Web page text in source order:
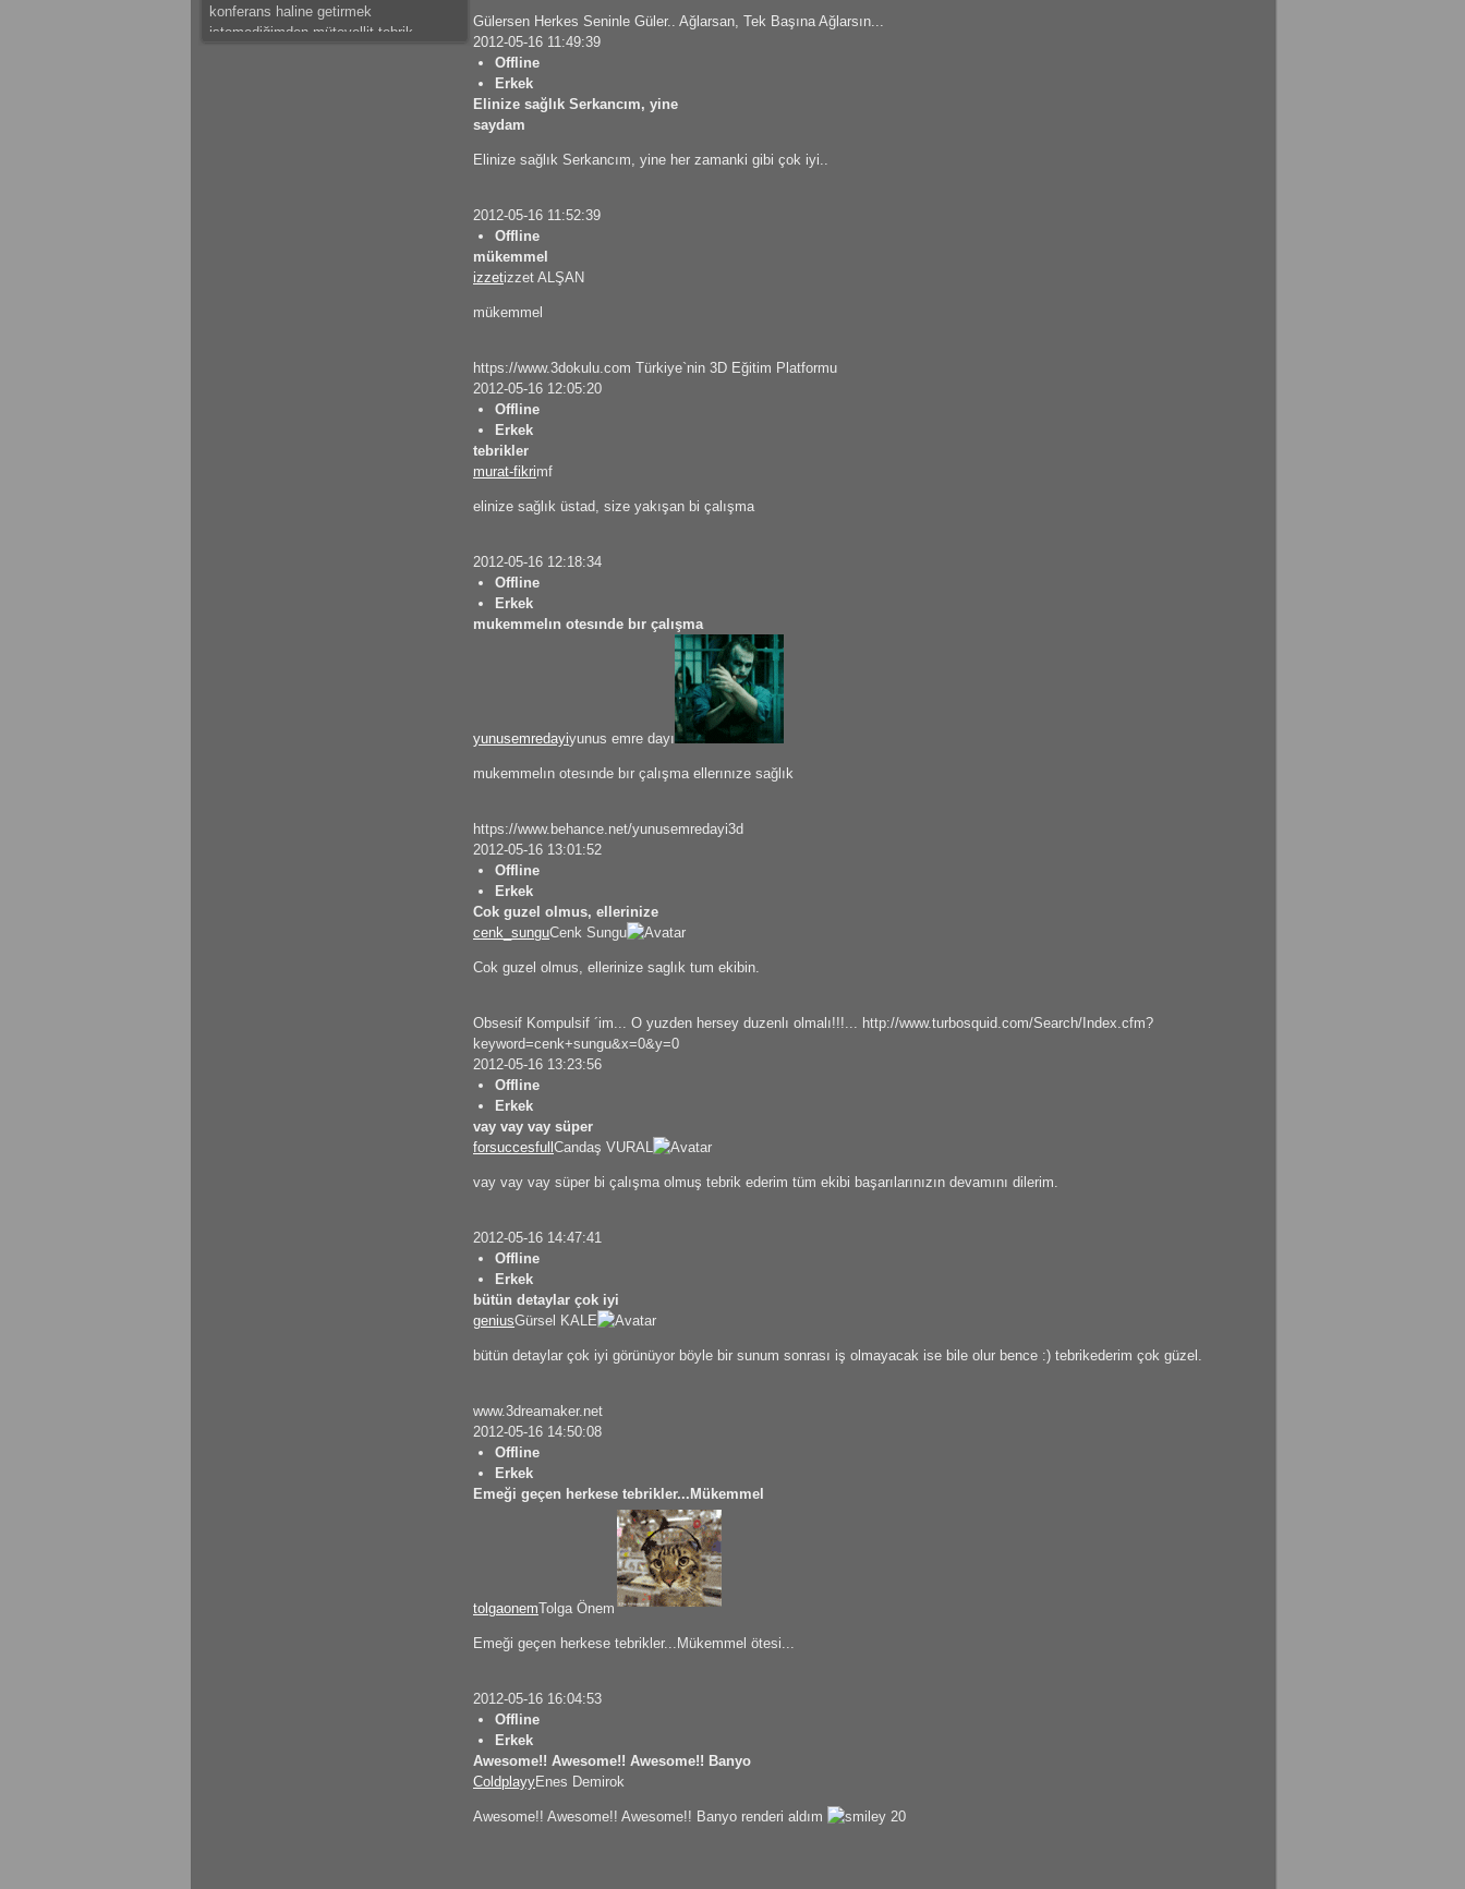
Gülersen Herkes Seninle Güler.. Ağlarsan, Tek Başına Ağlarsın...
2012-05-16 11:49:39
Offline
Erkek
Elinize sağlık Serkancım, yine
saydam
Elinize sağlık Serkancım, yine her zamanki gibi çok iyi..
2012-05-16 11:52:39
Offline
mükemmel
izzetizzet ALŞAN
mükemmel
https://www.3dokulu.com Türkiye`nin 3D Eğitim Platformu
2012-05-16 12:05:20
Offline
Erkek
tebrikler
murat-fikrimf
elinize sağlık üstad, size yakışan bi çalışma
2012-05-16 12:18:34
Offline
Erkek
mukemmelın otesınde bır çalışma
yunusemredayiyunus emre dayı
mukemmelın otesınde bır çalışma ellerınıze sağlık
https://www.behance.net/yunusemredayi3d
2012-05-16 13:01:52
Offline
Erkek
Cok guzel olmus, ellerinize
cenk_sunguCenk Sungu
Cok guzel olmus, ellerinize saglık tum ekibin.
Obsesif Kompulsif ´im... O yuzden hersey duzenlı olmalı!!!... http://www.turbosquid.com/Search/Index.cfm?
keyword=cenk+sungu&x=0&y=0
2012-05-16 13:23:56
Offline
Erkek
vay vay vay süper
forsuccesfull Candaş VURAL
vay vay vay süper bi çalışma olmuş tebrik ederim tüm ekibi başarılarınızın devamını dilerim.
2012-05-16 14:47:41
Offline
Erkek
bütün detaylar çok iyi
geniusGürsel KALE
bütün detaylar çok iyi görünüyor böyle bir sunum sonrası iş olmayacak ise bile olur bence :) tebrikederim çok güzel.
www.3dreamaker.net
2012-05-16 14:50:08
Offline
Erkek
Emeği geçen herkese tebrikler...Mükemmel
tolgaonemTolga Önem
Emeği geçen herkese tebrikler...Mükemmel ötesi...
2012-05-16 16:04:53
Offline
Erkek
Awesome!! Awesome!! Awesome!! Banyo
ColdplayyEnes Demirok
Awesome!! Awesome!! Awesome!! Banyo renderi aldım
konferans haline getirmek
istemediğimden mütevellit tebrik